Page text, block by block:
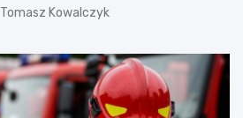
Tomasz Kowalczyk